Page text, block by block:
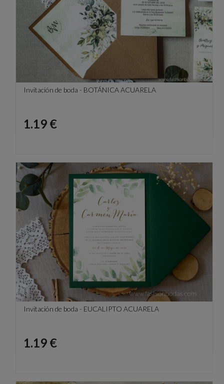
Invitación de boda - BOTÁNICA ACUARELA
Precio
1.19 €
Invitación de boda - EUCALIPTO ACUARELA
Precio
1.19 €